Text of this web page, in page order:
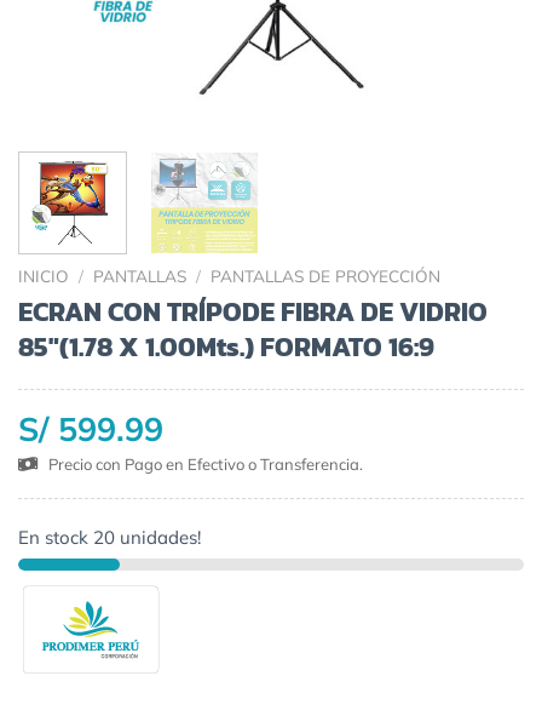
INICIO / PANTALLAS / PANTALLAS DE PROYECCIÓN
ECRAN CON TRÍPODE FIBRA DE VIDRIO
85″(1.78 X 1.00Mts.) FORMATO 16:9
S/ 599.99
Precio con Pago en Efectivo o Transferencia.
En stock 20 unidades!